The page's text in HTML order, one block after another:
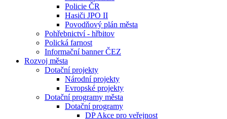
Policie ČR
Hasiči JPO II
Povodňový plán města
Pohřebnictví - hřbitov
Polická farnost
Informační banner ČEZ
Rozvoj města
Dotační projekty
Národní projekty
Evropské projekty
Dotační programy města
Dotační programy
DP Akce pro veřejnost